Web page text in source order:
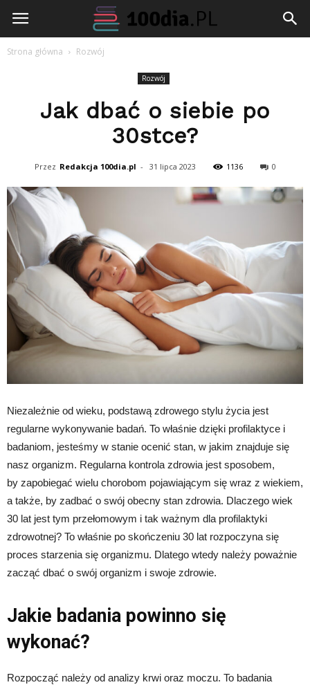
100dia.pl
Strona główna Rozwój
Rozwój
Jak dbać o siebie po
30stce?
Przez Redakcja 100dia.pl - 31 lipca 2023 1136 0
Niezależnie od wieku, podstawą zdrowego stylu życia jest
regularne wykonywanie badań. To właśnie dzięki profilaktyce i
badaniom, jesteśmy w stanie ocenić stan, w jakim znajduje się
nasz organizm. Regularna kontrola zdrowia jest sposobem,
by zapobiegać wielu chorobom pojawiającym się wraz z wiekiem,
a także, by zadbać o swój obecny stan zdrowia. Dlaczego wiek
30 lat jest tym przełomowym i tak ważnym dla profilaktyki
zdrowotnej? To właśnie po skończeniu 30 lat rozpoczyna się
proces starzenia się organizmu. Dlatego wtedy należy poważnie
zacząć dbać o swój organizm i swoje zdrowie.
Jakie badania powinno się
wykonać?
Rozpocząć należy od analizy krwi oraz moczu. To badania